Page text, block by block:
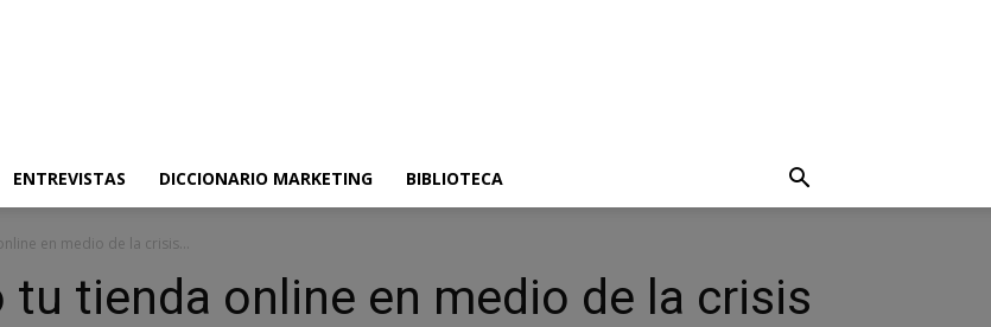
ENTREVISTAS DICCIONARIO MARKETING BIBLIOTECA
en medio de la crisis...
tienda online en medio de la crisis